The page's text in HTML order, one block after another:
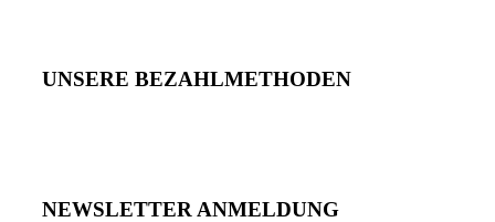
UNSERE BEZAHLMETHODEN
NEWSLETTER ANMELDUNG